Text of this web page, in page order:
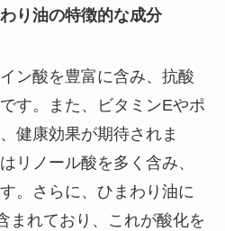
り油の特徴的な成分
ン酸を豊富に含み、抗酸
す。また、ビタミンEやポ
健康効果が期待されま
リノール酸を多く含み、
。さらに、ひまわり油に
まれており、これが酸化を